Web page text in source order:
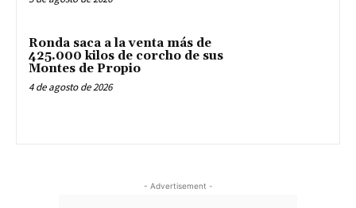
Ronda saca a la venta más de
425.000 kilos de corcho de sus
Montes de Propio
4 de agosto de 2026
- Advertisement -